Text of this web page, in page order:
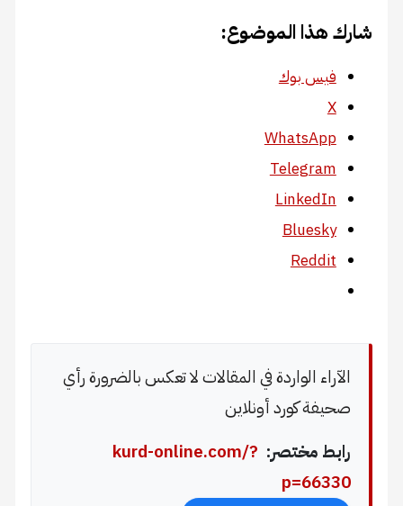
شارك هذا الموضوع:
فيس بوك
X
WhatsApp
Telegram
LinkedIn
Bluesky
Reddit
الآراء الواردة في المقالات لا تعكس بالضرورة رأي
صحيفة كورد أونلاين
رابط مختصر: kurd-online.com/?
p=66330